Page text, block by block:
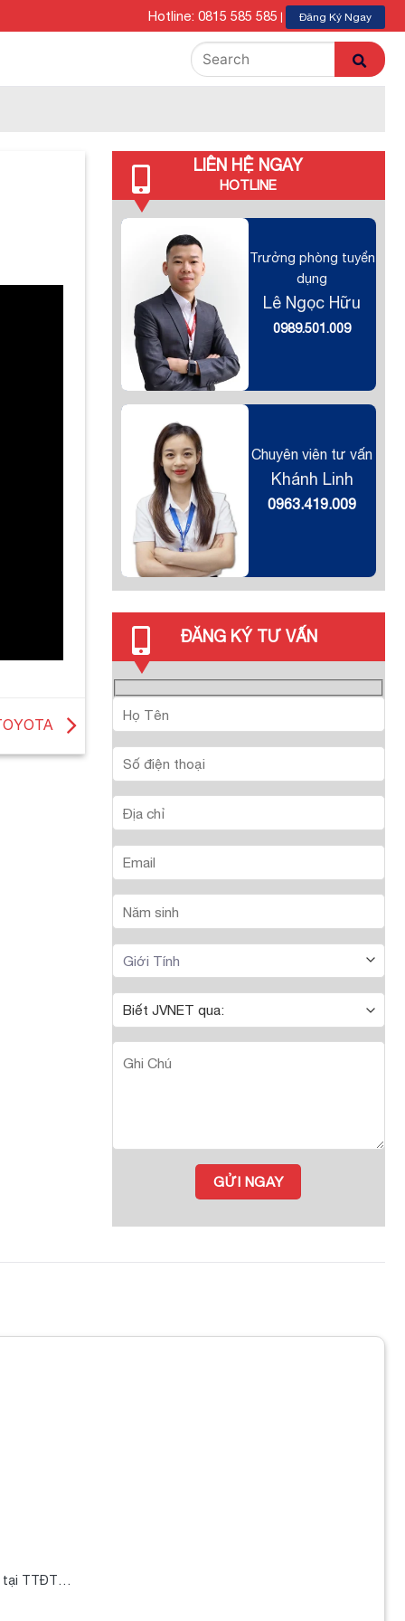
Hotline: 0815 585 585 Đăng Ký Ngay
LIÊN HỆ NGAY
HOTLINE
Trưởng phòng tuyển
dụng
Lê Ngọc Hữu
0989.501.009
Chuyên viên tư vấn
Khánh Linh
0963.419.009
ĐĂNG KÝ TƯ VẤN
tại TTĐT…